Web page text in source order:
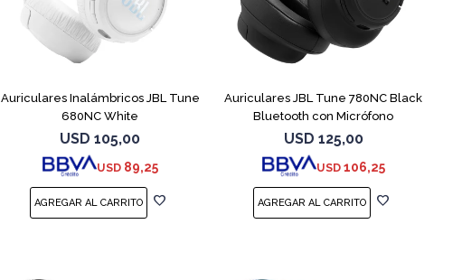
Auriculares Inalámbricos JBL Tune
680NC White
USD 105,00
USD 89,25
Auriculares JBL Tune 780NC Black
Bluetooth con Micrófono
USD 125,00
USD 106,25